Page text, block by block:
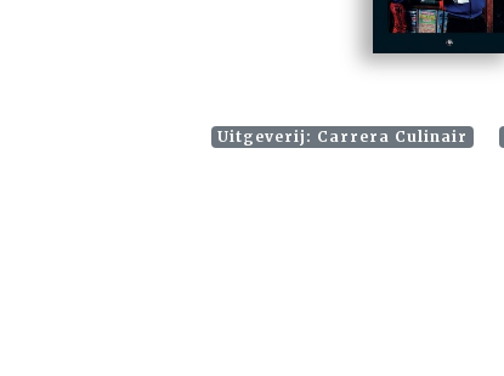
Uitgeverij: Carrera Culinair